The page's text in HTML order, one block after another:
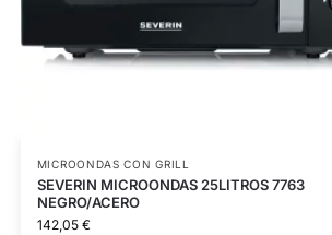
MICROONDAS CON GRILL
SEVERIN MICROONDAS 25LITROS 7763
NEGRO/ACERO
142,05 €